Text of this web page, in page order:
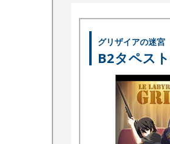
グリザイアの迷宮
B2タペス